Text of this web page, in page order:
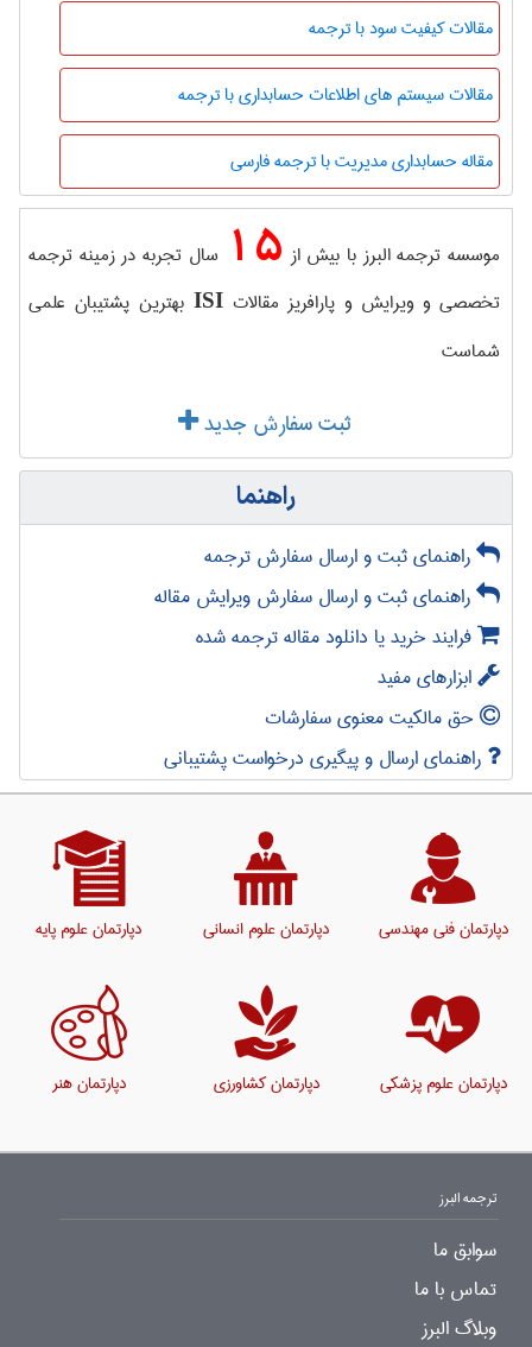
مقالات کیفیت سود با ترجمه
مقالات سیستم های اطلاعات حسابداری با ترجمه
مقاله حسابداری مدیریت با ترجمه فارسی
موسسه ترجمه البرز با بیش از 15 سال تجربه در زمینه ترجمه
تخصصی و ویرایش و پارافریز مقالاتISI بهترین پشتیبان علمی
شماست
ثبت سفارش جدید
راهنما
راهنمای ثبت و ارسال سفارش ترجمه
راهنمای ثبت و ارسال سفارش ویرایش مقاله
فرایند خرید یا دانلود مقاله ترجمه شده
ابزارهای مفید
حق مالکیت معنوی سفارشات
راهنمای ارسال و پیگیری درخواست پشتیبانی
دپارتمان فنی مهندسی دپارتمان علوم انسانی دپارتمان علوم پایه
دپارتمان علوم پزشکی دپارتمان کشاورزی دپارتمان هنر
ترجمه البرز
سوابق ما
تماس با ما
وبلاگ البرز